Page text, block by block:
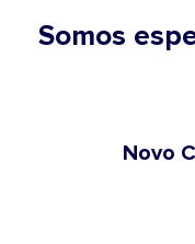
Somos
Novo